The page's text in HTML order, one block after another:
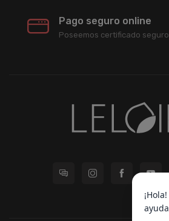
Pago seguro online
Poseemos certificado seguro